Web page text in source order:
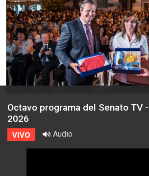
Octavo programa del Senato TV
2026
VIVO Audio